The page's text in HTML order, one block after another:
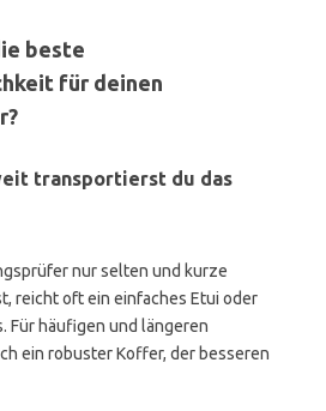
beste
für deinen
transportierst du das
nur selten und kurze
reicht oft ein einfaches Etui oder
Für häufigen und längeren
ein robuster Koffer, der besseren